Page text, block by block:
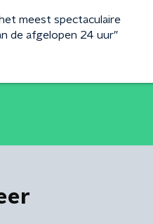
meest spectaculaire
de afgelopen 24 uur”